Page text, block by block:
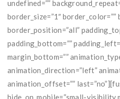
undefined=””
border_size=”1″
border_position=”all”
padding_bottom=””
margin_bottom=””
animation_direction=”left”
animation_offset=””